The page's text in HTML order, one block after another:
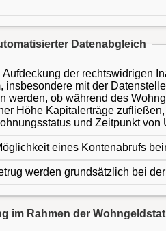
Datenabgleich
der rechtswidrigen
insbesondere mit der
werden, ob während des
Höhe Kapitalerträge
und Zeitpunkt von
eines Kontenabrufs
werden grundsätzlich bei
im Rahmen der